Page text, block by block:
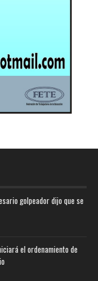
golpeador dijo que se
el ordenamiento de